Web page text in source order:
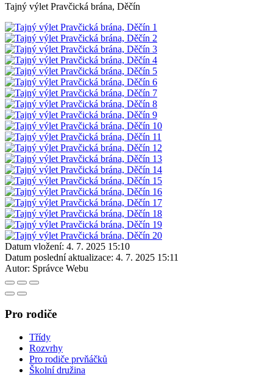
Tajný výlet Pravčická brána, Děčín
Datum vložení: 4. 7. 2025 15:10
Datum poslední aktualizace: 4. 7. 2025 15:11
Autor: Správce Webu
Pro rodiče
Třídy
Rozvrhy
Pro rodiče prvňáčků
Školní družina